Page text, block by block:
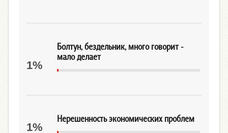
Болтун, бездельник, много говорит -
мало делает
1%
Нерешенность экономических проблем
1%